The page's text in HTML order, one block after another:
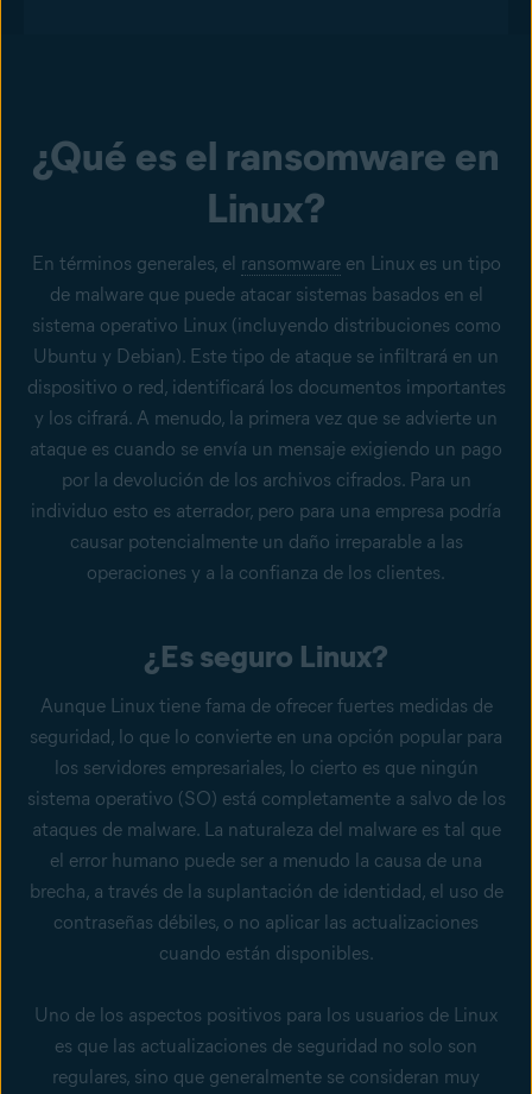
¿Qué es el ransomware en
Linux?
En términos generales, el ransomwareen Linux es un tipo
de malware que puede atacar sistemas basados en el
sistema operativo Linux (incluyendo distribuciones como
Ubuntu y Debian). Este tipo de ataque se infiltrará en un
dispositivo o red, identificará los documentos importantes
y los cifrará. A menudo, la primera vez que se advierte un
ataque es cuando se envía un mensaje exigiendo un pago
por la devolución de los archivos cifrados. Para un
individuo esto es aterrador, pero para una empresa podría
causar potencialmente un daño irreparable a las
operaciones y a la confianza de los clientes.
¿Es seguro Linux?
Aunque Linux tiene fama de ofrecer fuertes medidas de
seguridad, lo que lo convierte en una opción popular para
los servidores empresariales, lo cierto es que ningún
sistema operativo (SO) está completamente a salvo de los
ataques de malware. La naturaleza del malware es tal que
el error humano puede ser a menudo la causa de una
brecha, a través de la suplantación de identidad, el uso de
contraseñas débiles, o no aplicar las actualizaciones
cuando están disponibles.
Uno de los aspectos positivos para los usuarios de Linux
es que las actualizaciones de seguridad no solo son
regulares, sino que generalmente se consideran muy